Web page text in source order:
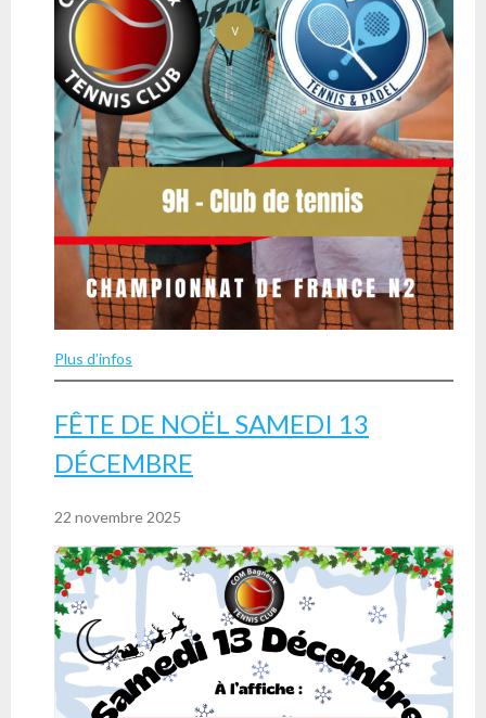
Plus d’infos
FÊTE DE NOËL SAMEDI 13
DÉCEMBRE
22 novembre 2025